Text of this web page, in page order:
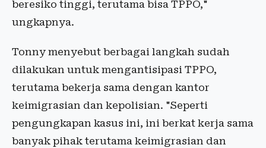
beresiko tinggi, terutama bisa TPPO,"
ungkapnya.
Tonny menyebut berbagai langkah sudah
dilakukan untuk mengantisipasi TPPO,
terutama bekerja sama dengan kantor
keimigrasian dan kepolisian. "Seperti
pengungkapan kasus ini, ini berkat kerja sama
banyak pihak terutama keimigrasian dan